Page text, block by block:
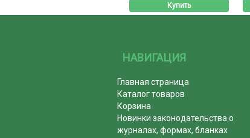
Купить
НАВИГАЦИЯ
Главная страница
Каталог товаров
Корзина
Новинки законодательства о
журналах, формах, бланках